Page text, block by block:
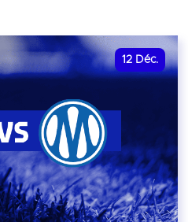
12 Déc.